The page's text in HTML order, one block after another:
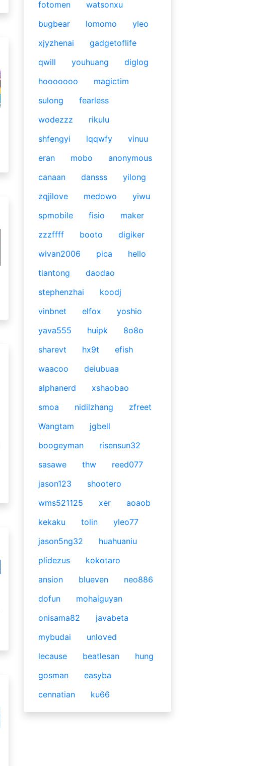
fotomen
watsonxu
bugbear
lomomo
yleo
xjyzhenai
gadgetoflife
qwill
youhuang
diglog
hooooooo
magictim
sulong
fearless
wodezzz
rikulu
shfengyi
lqqwfy
vinuu
eran
mobo
anonymous
canaan
dansss
yilong
zqjilove
medowo
yiwu
spmobile
fisio
maker
zzzffff
booto
digiker
wivan2006
pica
hello
tiantong
daodao
stephenzhai
koodj
vinbnet
elfox
yoshio
yava555
huipk
8o8o
sharevt
hx9t
efish
waacoo
deiubuaa
alphanerd
xshaobao
smoa
nidilzhang
zfreet
Wangtam
jgbell
boogeyman
risensun32
sasawe
thw
reed077
jason123
shootero
wms521125
xer
aoaob
kekaku
tolin
yleo77
jason5ng32
huahuaniu
plidezus
kokotaro
ansion
blueven
neo886
dofun
mohaiguyan
onisama82
javabeta
mybudai
unloved
lecause
beatlesan
hung
gosman
easyba
cennatian
ku66